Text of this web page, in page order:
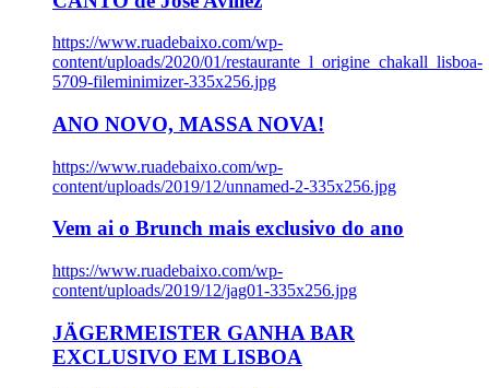
https://www.ruadebaixo.com/wp-
content/uploads/2020/01/restaurante_l_origine_chakall_lisboa-
5709-fileminimizer-335x256.jpg
ANO NOVO, MASSA NOVA!
https://www.ruadebaixo.com/wp-
content/uploads/2019/12/unnamed-2-335x256.jpg
Vem ai o Brunch mais exclusivo do ano
https://www.ruadebaixo.com/wp-
content/uploads/2019/12/jag01-335x256.jpg
JÄGERMEISTER GANHA BAR
EXCLUSIVO EM LISBOA